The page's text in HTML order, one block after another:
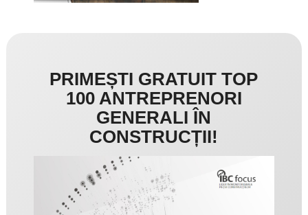
PRIMEȘTI GRATUIT TOP
100 ANTREPRENORI
GENERALI ÎN
CONSTRUCȚII!